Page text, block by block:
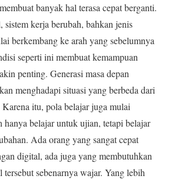
banyak hal terasa cepat berganti.
kerja berubah, bahkan jenis
berkembang ke arah yang sebelumnya
seperti ini membuat kemampuan
penting. Generasi masa depan
menghadapi situasi yang berbeda dari
Karena itu, pola belajar juga mulai
hanya belajar untuk ujian, tetapi belajar
Ada orang yang sangat cepat
digital, ada juga yang membutuhkan
sebenarnya wajar. Yang lebih